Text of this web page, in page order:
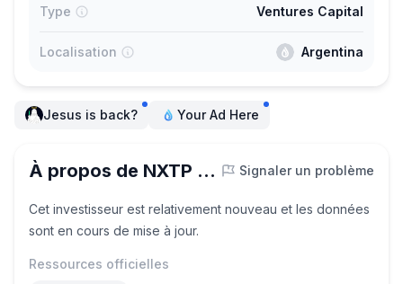
Type Ventures Capital
Localisation Argentina
Jesus is back? Your Ad Here
À propos de NXTP Ventures Signaler un problème
Cet investisseur est relativement nouveau et les données
sont en cours de mise à jour.
Ressources officielles